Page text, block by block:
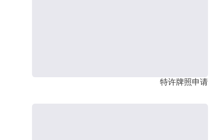
特许牌照申请